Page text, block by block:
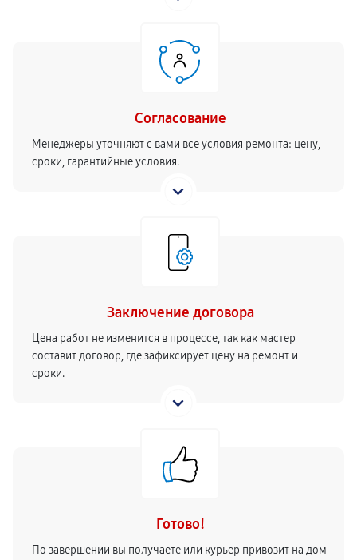
Согласование
Менеджеры уточняют с вами все условия ремонта: цену,
сроки, гарантийные условия.
Заключение договора
Цена работ не изменится в процессе, так как мастер
составит договор, где зафиксирует цену на ремонт и
сроки.
Готово!
По завершении вы получаете или курьер привозит на дом